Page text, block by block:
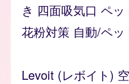
き 四面吸気口 ペ
花粉対策 自動/ペッ
Levoit (レボイト)